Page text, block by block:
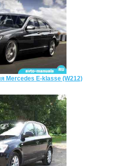
Mercedes E-klasse (W212)